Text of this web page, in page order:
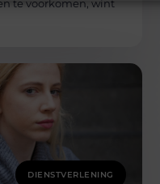
te voorkomen, wint
DIENSTVERLENING